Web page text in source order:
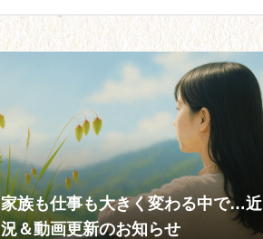
家族も仕事も大きく変わる中で…近
況＆動画更新のお知らせ